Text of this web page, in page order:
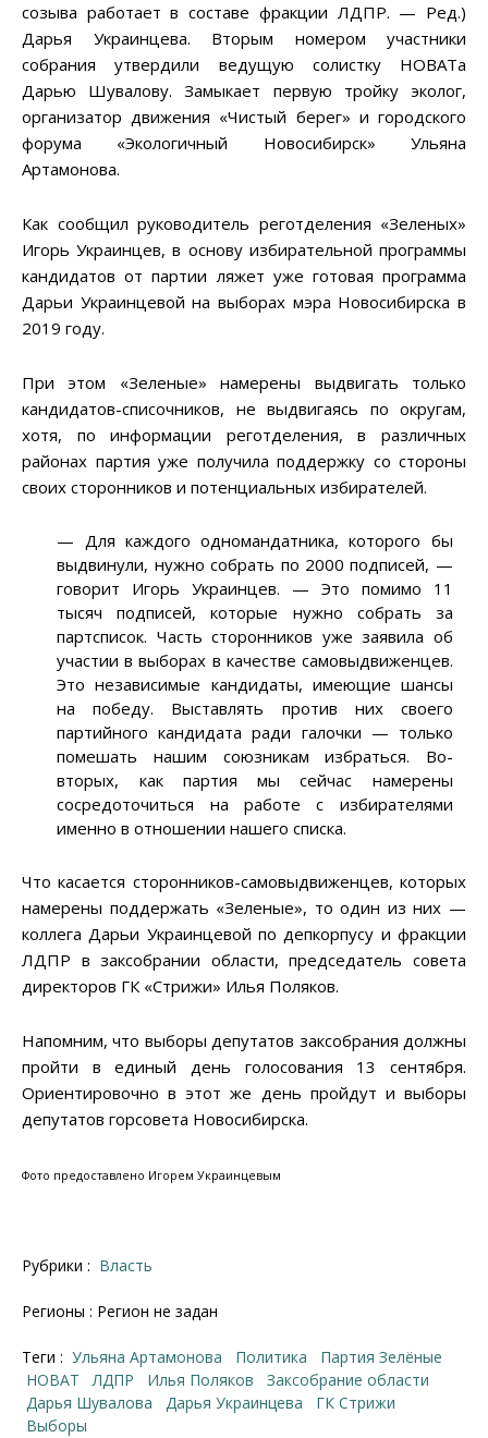
созыва работает в составе фракции ЛДПР. — Ред.)
Дарья Украинцева. Вторым номером участники
собрания утвердили ведущую солистку НОВАТа
Дарью Шувалову. Замыкает первую тройку эколог,
организатор движения «Чистый берег» и городского
форума «Экологичный Новосибирск» Ульяна
Артамонова.
Как сообщил руководитель реготделения «Зеленых»
Игорь Украинцев, в основу избирательной программы
кандидатов от партии ляжет уже готовая программа
Дарьи Украинцевой на выборах мэра Новосибирска в
2019 году.
При этом «Зеленые» намерены выдвигать только
кандидатов-списочников, не выдвигаясь по округам,
хотя, по информации реготделения, в различных
районах партия уже получила поддержку со стороны
своих сторонников и потенциальных избирателей.
— Для каждого одномандатника, которого бы
выдвинули, нужно собрать по 2000 подписей, —
говорит Игорь Украинцев. — Это помимо 11
тысяч подписей, которые нужно собрать за
партсписок. Часть сторонников уже заявила об
участии в выборах в качестве самовыдвиженцев.
Это независимые кандидаты, имеющие шансы
на победу. Выставлять против них своего
партийного кандидата ради галочки — только
помешать нашим союзникам избраться. Во-
вторых, как партия мы сейчас намерены
сосредоточиться на работе с избирателями
именно в отношении нашего списка.
Что касается сторонников-самовыдвиженцев, которых
намерены поддержать «Зеленые», то один из них —
коллега Дарьи Украинцевой по депкорпусу и фракции
ЛДПР в заксобрании области, председатель совета
директоров ГК «Стрижи» Илья Поляков.
Напомним, что выборы депутатов заксобрания должны
пройти в единый день голосования 13 сентября.
Ориентировочно в этот же день пройдут и выборы
депутатов горсовета Новосибирска.
Фото предоставлено Игорем Украинцевым
Рубрики : Власть
Регионы : Регион не задан
Теги : Ульяна Артамонова политика
партия Зелёные
НОВАТ
ЛДПР Илья Поляков
Заксобрание области
Дарья Шувалова
Дарья Украинцева
ГК Стрижи
выборы